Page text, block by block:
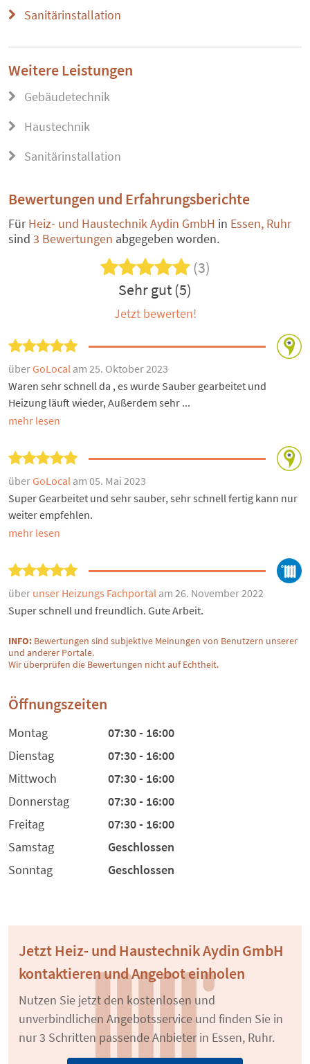
Sanitärinstallation
Weitere Leistungen
Gebäudetechnik
Haustechnik
Sanitärinstallation
Bewertungen und Erfahrungsberichte
FürHeiz- und Haustechnik Aydin GmbH in Essen, Ruhr
sind 3 Bewertungen abgegeben worden.
(3)
Sehr gut (5)
Jetzt bewerten!
überGoLocal am 25. Oktober 2023
Waren sehr schnell da , es wurde Sauber gearbeitet und
Heizung läuft wieder, Außerdem sehr ...
mehr lesen
überGoLocal am 05. Mai 2023
Super Gearbeitet und sehr sauber, sehr schnell fertig kann nur
weiter empfehlen.
mehr lesen
über unser Heizungs Fachportal am 26. November 2022
Super schnell und freundlich. Gute Arbeit.
INFO: Bewertungen sind subjektive Meinungen von Benutzern unserer
und anderer Portale.
Wir überprüfen die Bewertungen nicht auf Echtheit.
Öffnungszeiten
Montag
07:30 - 16:00
Dienstag
07:30 - 16:00
Mittwoch
07:30 - 16:00
Donnerstag
07:30 - 16:00
Freitag
07:30 - 16:00
Samstag
Geschlossen
Sonntag
Geschlossen
Jetzt Heiz- und Haustechnik Aydin GmbH
kontaktieren und Angebot einholen
Nutzen Sie jetzt den kostenlosen und
unverbindlichen Angebotsservice und finden Sie in
nur 3 Schritten passende Anbieter in Essen, Ruhr.